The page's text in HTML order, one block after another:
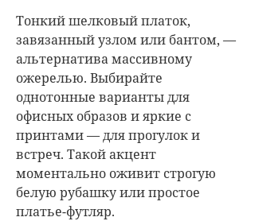
Тонкий шелковый платок,
завязанный узлом или бантом, —
альтернатива массивному
ожерелью. Выбирайте
однотонные варианты для
офисных образов и яркие с
принтами — для прогулок и
встреч. Такой акцент
моментально оживит строгую
белую рубашку или простое
платье-футляр.